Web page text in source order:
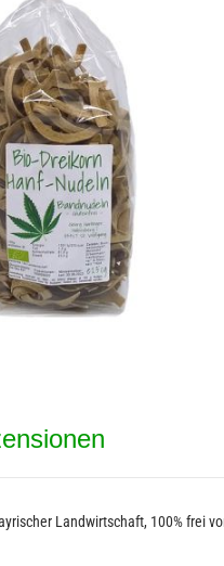
Landwirtschaft, 100% frei